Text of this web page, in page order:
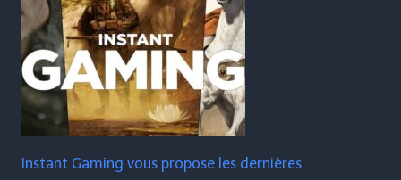
Instant Gaming vous propose les dernières